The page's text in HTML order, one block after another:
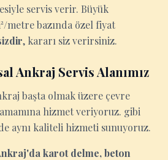
servis verir. Büyük
metre bazında özel fiyat
, kararı siz verirsiniz.
Ankraj Servis Alanımız
başta olmak üzere çevre
hizmet veriyoruz. gibi
aynı kaliteli hizmeti sunuyoruz.
karot delme, beton